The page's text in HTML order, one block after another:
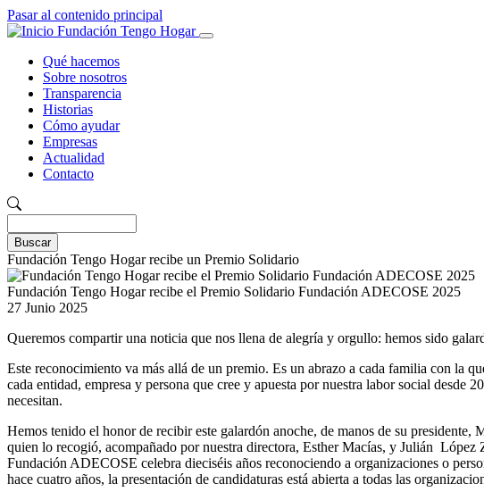
Pasar al contenido principal
Fundación Tengo Hogar
Navegación
principal
Qué hacemos
Sobre nosotros
Transparencia
Historias
Cómo ayudar
Empresas
Actualidad
Contacto
Buscar
Fundación Tengo Hogar recibe un Premio Solidario
Fundación Tengo Hogar recibe el Premio Solidario Fundación ADECOSE 2025
27 Junio 2025
Queremos compartir una noticia que nos llena de alegría y orgullo: hemos sido
Este reconocimiento va más allá de un premio. Es un abrazo a cada familia con la
cada entidad, empresa y persona que cree y apuesta por nuestra labor social desde
necesitan.
Hemos tenido el honor de recibir este galardón anoche, de manos de su
quien lo recogió, acompañado por nuestra directora, Esther Macías, y Julián
Fundación ADECOSE celebra dieciséis años reconociendo a organizaciones o
hace cuatro años, la presentación de candidaturas está abierta a todas las